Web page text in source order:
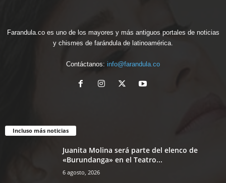
Farandula.co es uno de los mayores y más antiguos portales de noticias
y chismes de farándula de latinoamérica.
Contáctanos: info@farandula.co
Incluso más noticias
Juanita Molina será parte del elenco de
«Burundanga» en el Teatro...
6 agosto, 2026